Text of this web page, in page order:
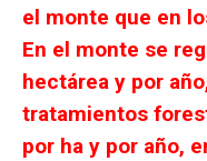
el monte que en
En el monte se
hectárea y por
tratamientos
por ha y por año,